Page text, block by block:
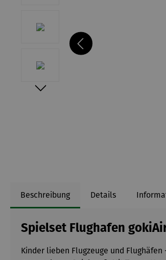
Beschreibung Details
Spielset Flughafen
Kinder lieben Flugzeuge und Flughäfen